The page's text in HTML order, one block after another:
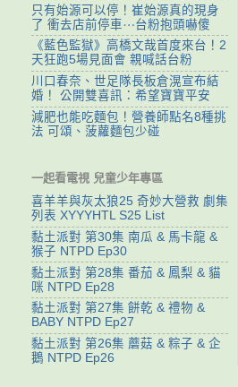
只有始源可以停！崔始源真的現身
了 衝去店前停車⋯台粉抱頭嚇傻
《藍色監獄》高橋文哉首度來台！2
天狂跑5場見面會 親喊話台粉
川口春奈、世足隊長板倉滉宣布結
婚！ 公開雙喜訊：希望寶寶平安
減肥也能吃麵包！營養師點名8種挑
法 可頌、菠蘿麵包少碰
一起看電視 兒童少年專區
喜羊羊與灰太狼25 奇妙大營救 劇集
列表 XYYYHTL S25 List
黏土派對 第30集 南瓜 & 馬卡龍 &
猴子 NTPD Ep30
黏土派對 第28集 番茄 & 鳳梨 & 貓
咪 NTPD Ep28
黏土派對 第27集 餅乾 & 禮物 &
BABY NTPD Ep27
黏土派對 第26集 蘑菇 & 粽子 & 企
鵝 NTPD Ep26